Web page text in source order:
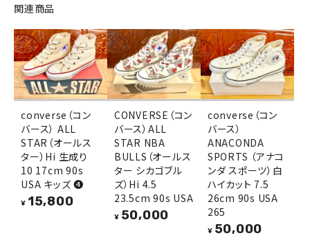
関連商品
converse（コン
バース） ALL
STAR（オールス
ター）Hi 生成り
10 17cm 90s
USA キッズ ❹
¥ 15,800
CONVERSE（コン
バース）ALL
STAR NBA
BULLS（オールス
ター シカゴブル
ズ）Hi 4.5
23.5cm 90s USA
¥ 50,000
converse（コン
バース）
ANACONDA
SPORTS （アナコ
ンダ スポーツ）白
ハイカット 7.5
26cm 90s USA
265
¥ 50,000